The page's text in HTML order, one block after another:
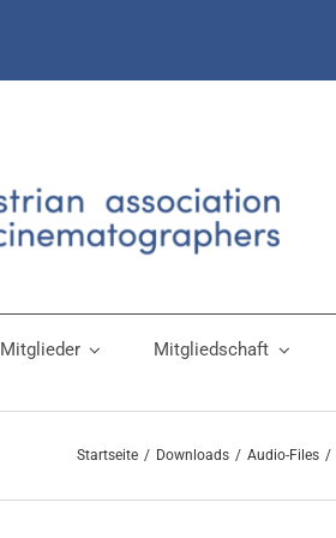
Mitglieder Mitgliedschaft
Startseite Downloads Audio-Files